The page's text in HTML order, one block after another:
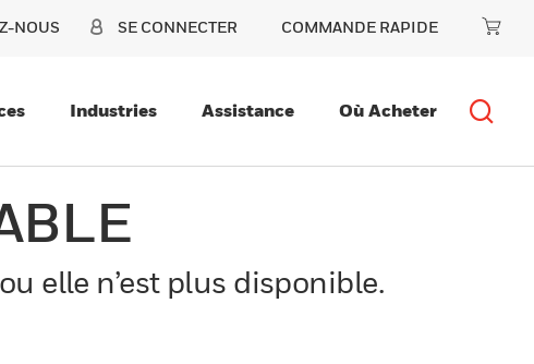
NOUS SE CONNECTER COMMANDE RAPIDE
Industries Assistance Où Acheter
elle n’est plus disponible.